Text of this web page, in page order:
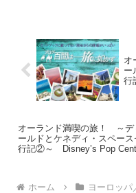
オ
ー
行
オーランド満喫の旅！ ～デ
ールドとケネディ・スペー
行記②～ Disney’s Pop
ホーム ヨーロッパ